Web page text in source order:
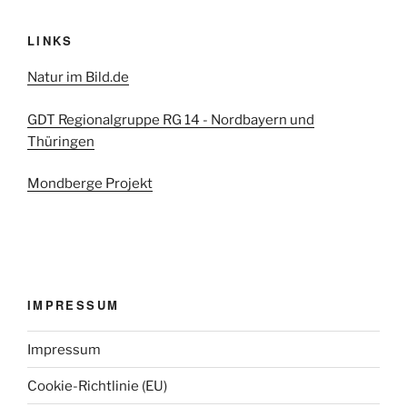
LINKS
Natur im Bild.de
GDT Regionalgruppe RG 14 - Nordbayern und
Thüringen
Mondberge Projekt
IMPRESSUM
Impressum
Cookie-Richtlinie (EU)